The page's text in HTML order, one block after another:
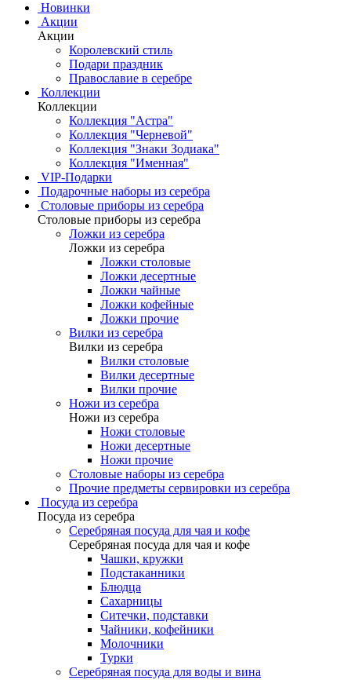
Новинки
Акции
Акции
Королевский стиль
Подари праздник
Православие в серебре
Коллекции
Коллекции
Коллекция "Астра"
Коллекция "Черневой"
Коллекция "Знаки Зодиака"
Коллекция "Именная"
VIP-Подарки
Подарочные наборы из серебра
Столовые приборы из серебра
Столовые приборы из серебра
Ложки из серебра
Ложки из серебра
Ложки столовые
Ложки десертные
Ложки чайные
Ложки кофейные
Ложки прочие
Вилки из серебра
Вилки из серебра
Вилки столовые
Вилки десертные
Вилки прочие
Ножи из серебра
Ножи из серебра
Ножи столовые
Ножи десертные
Ножи прочие
Столовые наборы из серебра
Прочие предметы сервировки из серебра
Посуда из серебра
Посуда из серебра
Серебряная посуда для чая и кофе
Серебряная посуда для чая и кофе
Чашки, кружки
Подстаканники
Блюдца
Сахарницы
Ситечки, подставки
Чайники, кофейники
Молочники
Турки
Серебряная посуда для воды и вина